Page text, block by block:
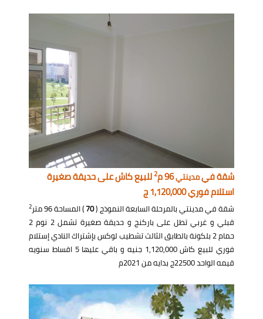
شقة فيمدينتي96 م 2للبيع كاش على حديقة صغيرة
استلام فوري 1,120,000 ج
شقة في مدينتي بالمرحلة السابعة النموذج (70) المساحة 96 متر 2
قبلي و غربي تطل على باركنج و حديقة صغيرة تشمل 2 نوم 2
حمام 2 بلكونة بالطابق الثالث تشطيب لوكس بإشتراك النادي إستلام
فوري للبيع كاش 1,120,000 جنيه و باقي عليها 5 اقساط سنويه
قيمه الواحد 22500ج بدايه من 2021م